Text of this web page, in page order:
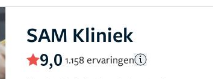
SAM Kliniek
9,0 1.158 ervaringen